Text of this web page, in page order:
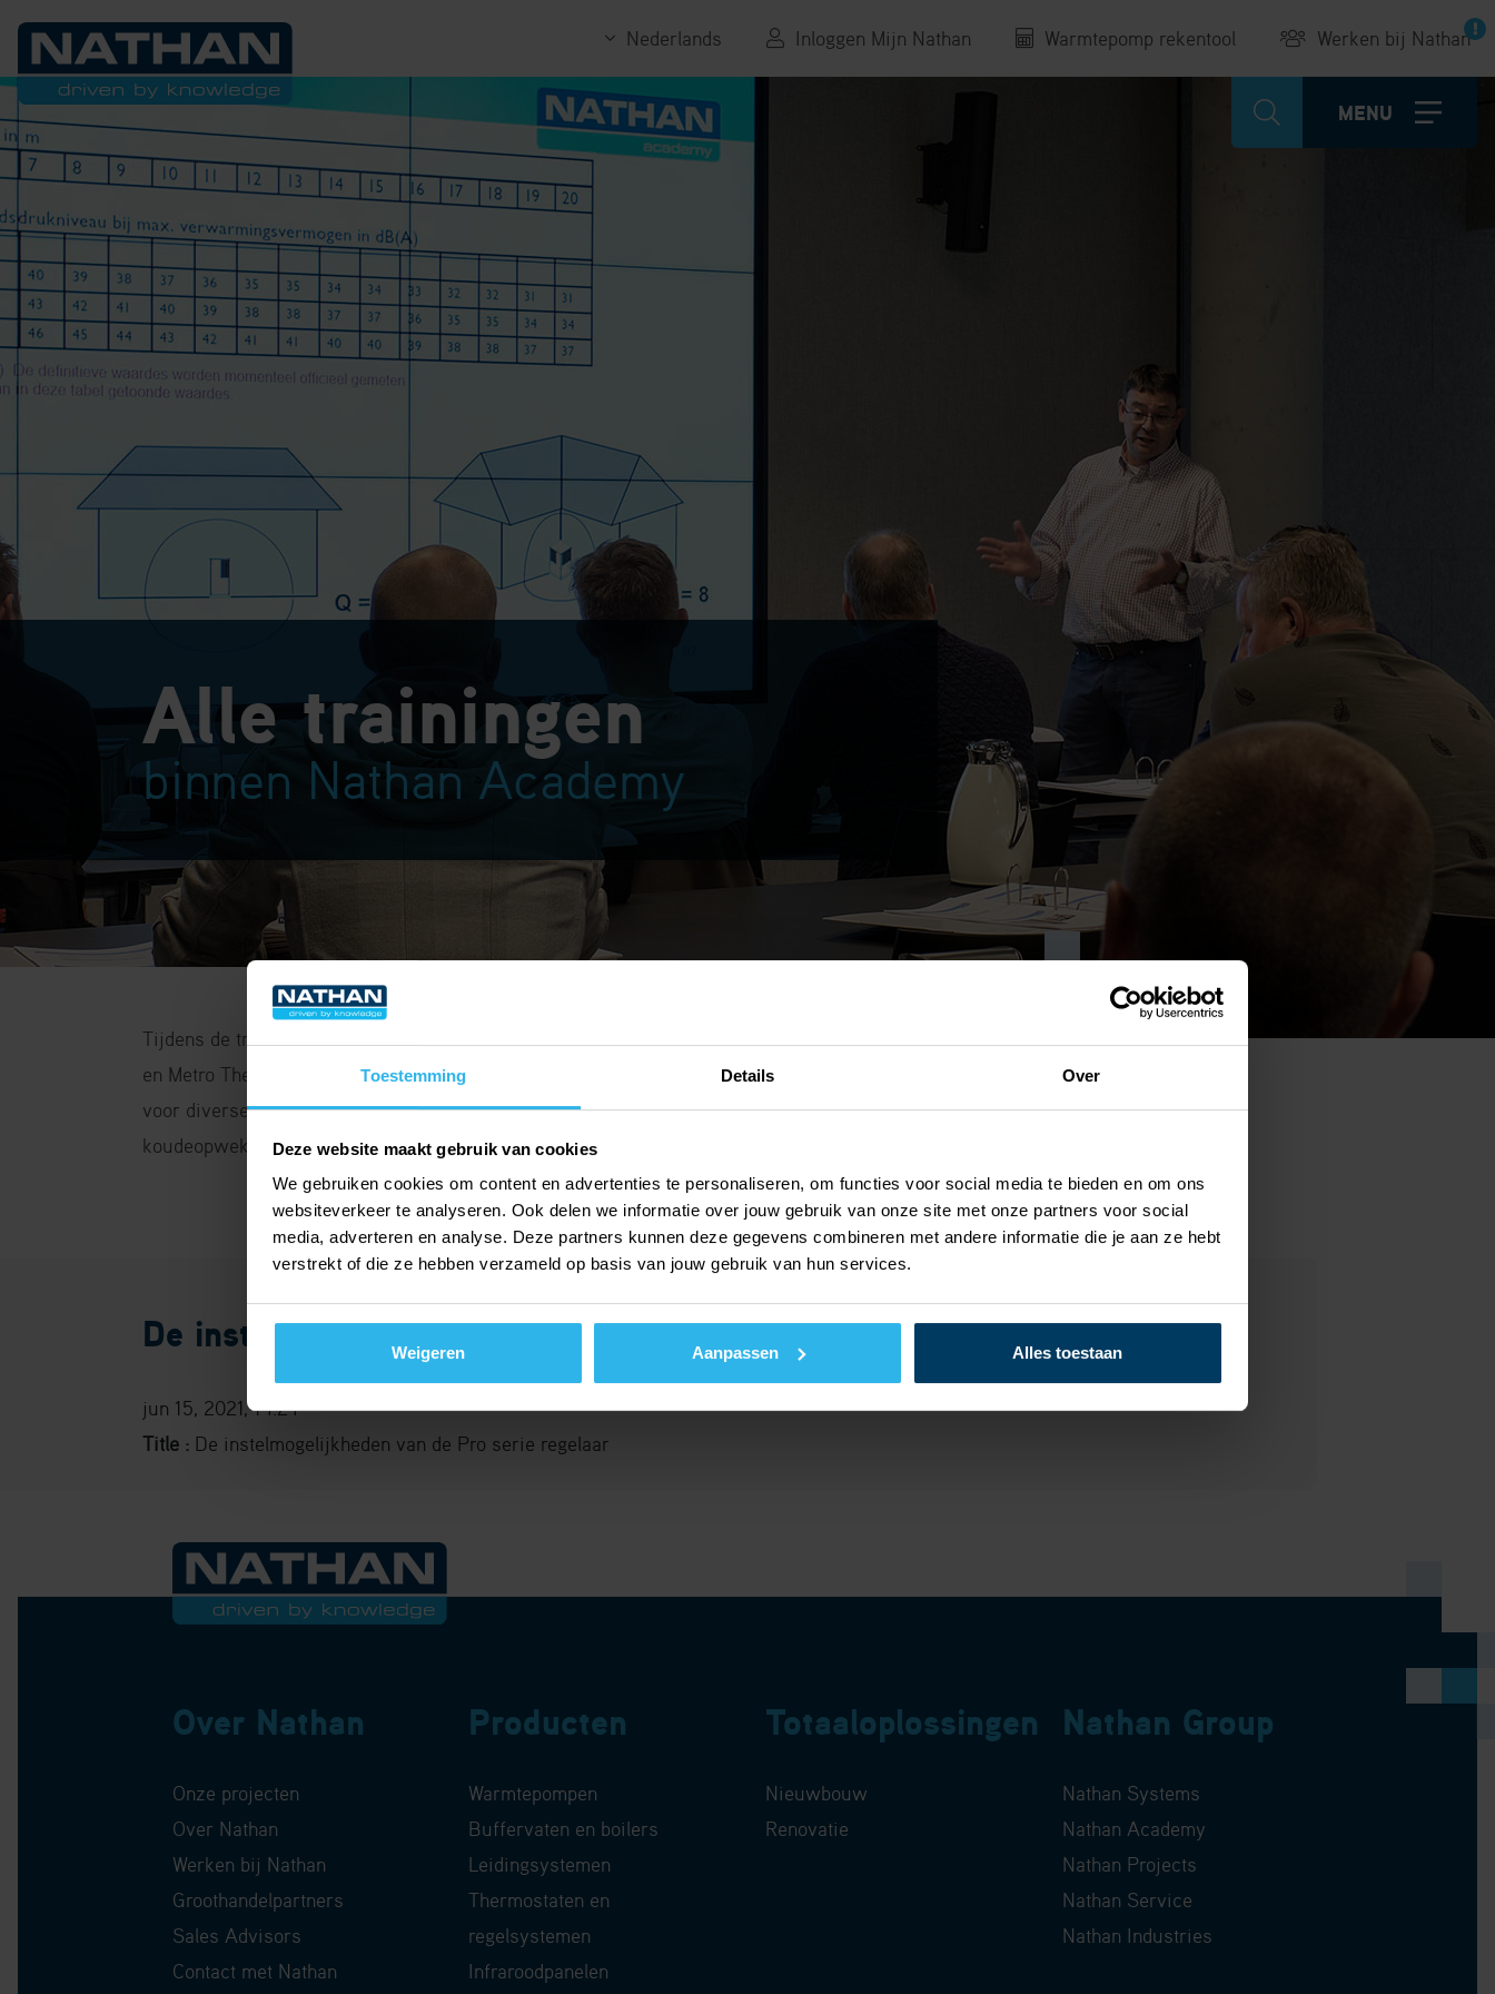
Toestemming Details Over
Deze website maakt gebruik van cookies
We gebruiken cookies om content en advertenties te personaliseren, om functies voor social media te bieden en om ons
websiteverkeer te analyseren. Ook delen we informatie over jouw gebruik van onze site met onze partners voor social
media, adverteren en analyse. Deze partners kunnen deze gegevens combineren met andere informatie die je aan ze hebt
verstrekt of die ze hebben verzameld op basis van jouw gebruik van hun services.
Weigeren Aanpassen Alles toestaan
Werken bij Nathan
Warmtepomp rekentool
Inloggen Mijn Nathan
Nederlands
MENU
Alle trainingen
binnen Nathan Academy
Tijdens de trainingen wordt er gewerkt met de warmtepompen van alpha innotec
en Metro Therm. Verder bieden wij productscholingen aan waarin aandacht is
voor diverse systeemkeuzes, zoals afgiftesystemen, warmte- en
koudeopwekking, bronsystemen en naregeling.
De instelmogelijkheden van de Pro serie regelaar
jun 15, 2021, 14:24
Title : De instelmogelijkheden van de Pro serie regelaar
Over Nathan
Onze projecten
Over Nathan
Werken bij Nathan
Groothandelpartners
Sales Advisors
Contact met Nathan
Producten
Warmtepompen
Buffervaten en boilers
Leidingsystemen
Thermostaten en
regelsystemen
Infraroodpanelen
Totaaloplossingen
Nieuwbouw
Renovatie
Nathan Group
Nathan Systems
Nathan Academy
Nathan Projects
Nathan Service
Nathan Industries